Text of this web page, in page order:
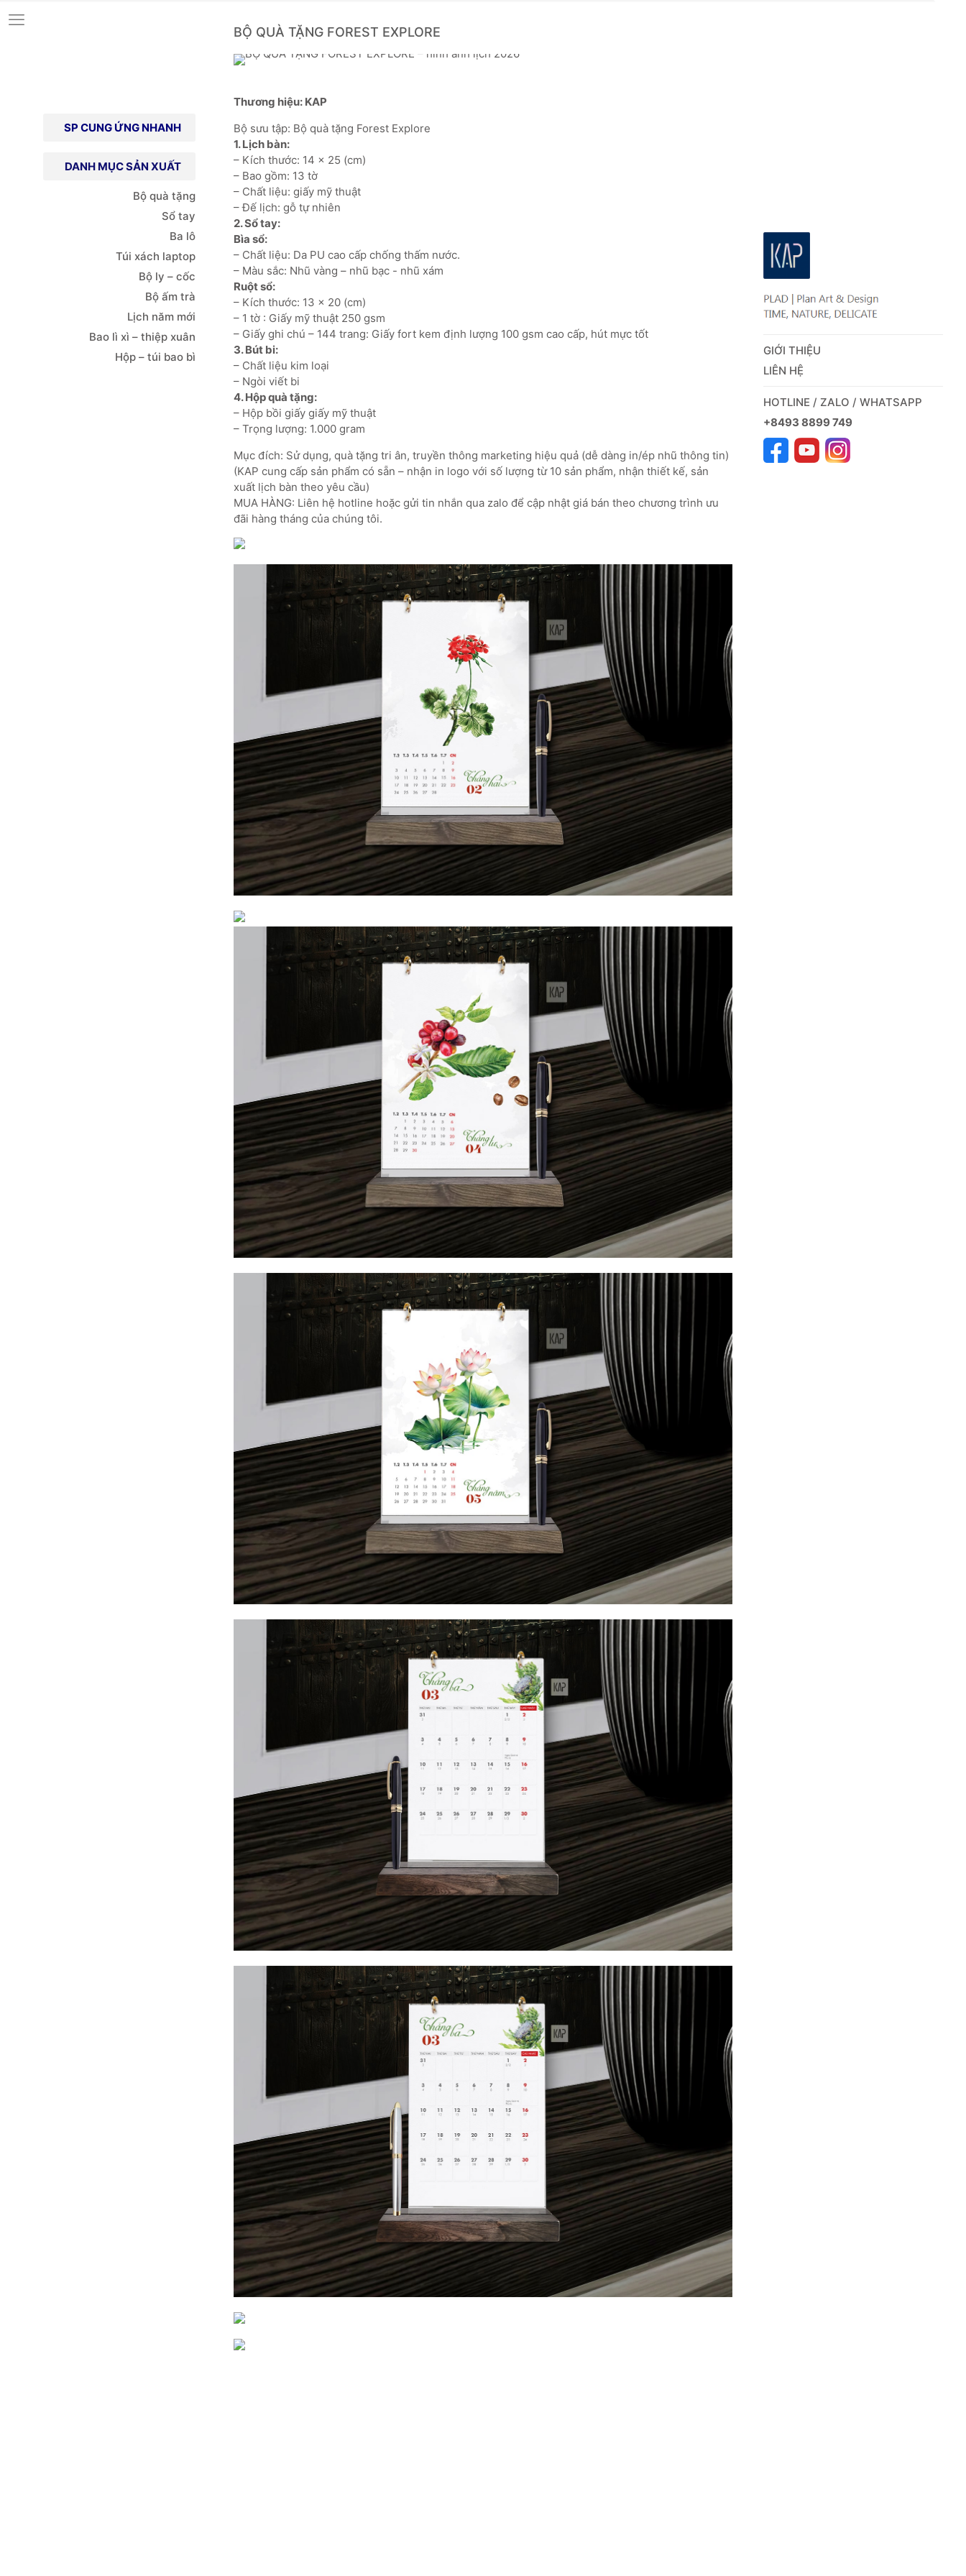
BỘ QUÀ TẶNG FOREST EXPLORE
Thương hiệu: KAP
Bộ sưu tập: Bộ quà tặng Forest Explore
1. Lịch bàn:
– Kích thước: 14 x 25 (cm)
– Bao gồm: 13 tờ
– Chất liệu: giấy mỹ thuật
– Đế lịch: gỗ tự nhiên
2. Sổ tay:
Bìa sổ:
– Chất liệu: Da PU cao cấp chống thấm nước.
– Màu sắc: Nhũ vàng – nhũ bạc - nhũ xám
Ruột sổ:
– Kích thước: 13 x 20 (cm)
– 1 tờ : Giấy mỹ thuật 250 gsm
– Giấy ghi chú – 144 trang: Giấy fort kem định lượng 100 gsm cao cấp, hút mực tốt
3. Bút bi:
– Chất liệu kim loại
– Ngòi viết bi
4. Hộp quà tặng:
– Hộp bồi giấy giấy mỹ thuật
– Trọng lượng: 1.000 gram
Mục đích: Sử dụng, quà tặng tri ân, truyền thông marketing hiệu quả (dễ dàng in/ép nhũ thông tin)
(KAP cung cấp sản phẩm có sẵn – nhận in logo với số lượng từ 10 sản phẩm, nhận thiết kế, sản
xuất lịch bàn theo yêu cầu)
MUA HÀNG: Liên hệ hotline hoặc gửi tin nhắn qua zalo để cập nhật giá bán theo chương trình ưu
đãi hàng tháng của chúng tôi.
SP CUNG ỨNG NHANH
DANH MỤC SẢN XUẤT
Bộ quà tặng
Sổ tay
Ba lô
Túi xách laptop
Bộ ly – cốc
Bộ ấm trà
Lịch năm mới
Bao lì xì – thiệp xuân
Hộp – túi bao bì
GIỚI THIỆU
LIÊN HỆ
HOTLINE / ZALO / WHATSAPP
+8493 8899 749